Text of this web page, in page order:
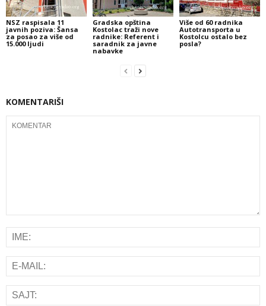
NSZ raspisala 11
javnih poziva: Šansa
za posao za više od
15.000 ljudi
Gradska opština
Kostolac traži nove
radnike: Referent i
saradnik za javne
nabavke
Više od 60 radnika
Autotransporta u
Kostolcu ostalo bez
posla?
KOMENTARIŠI